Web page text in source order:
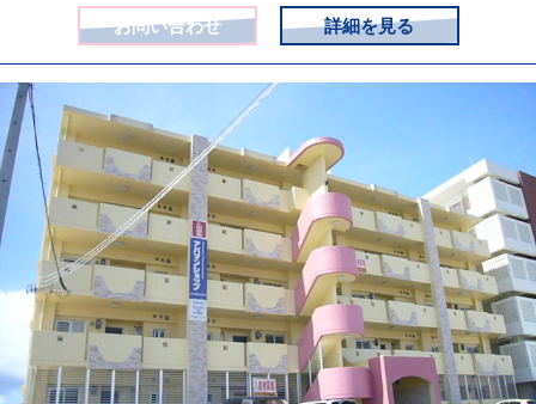
お問い合わせ 詳細を見る